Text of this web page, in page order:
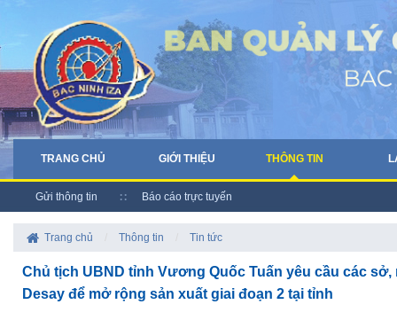
TRANG CHỦ GIỚI THIỆU THÔNG TIN
Gửi thông tin Báo cáo trực tuyến
Trang chủ Thông tin Tin tức
Chủ tịch UBND tỉnh Vương Quốc Tuấn yêu cầu các
Desay để mở rộng sản xuất giai đoạn 2 tại tỉnh